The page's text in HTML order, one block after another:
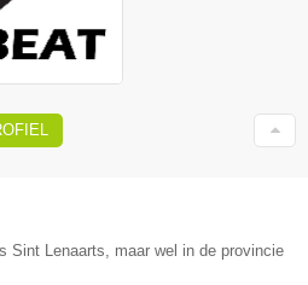
Sint Lenaarts, maar wel in de provincie